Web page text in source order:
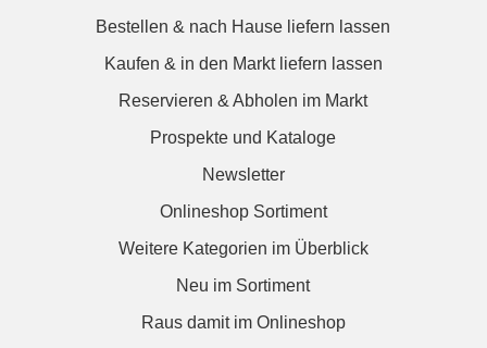
Bestellen & nach Hause liefern lassen
Kaufen & in den Markt liefern lassen
Reservieren & Abholen im Markt
Prospekte und Kataloge
Newsletter
Onlineshop Sortiment
Weitere Kategorien im Überblick
Neu im Sortiment
Raus damit im Onlineshop